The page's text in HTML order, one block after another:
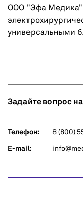
ООО "Эфа Медика"
универсальными
Задайте вопрос
Телефон: 8 (800)
E-mail: